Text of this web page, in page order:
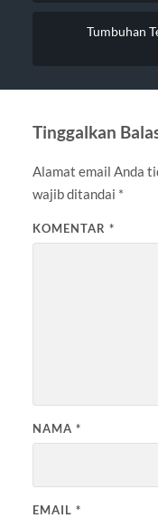
Tumbuhan
Tinggalkan
Alamat email Anda
wajib ditandai *
KOMENTAR *
NAMA *
EMAIL *